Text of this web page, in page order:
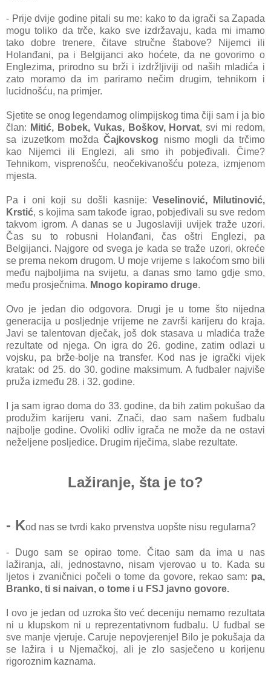
- Prije dvije godine pitali su me: kako to da igrači sa Zapada
mogu toliko da trče, kako sve izdržavaju, kada mi imamo
tako dobre trenere, čitave stručne štabove? Nijemci ili
Holanđani, pa i Belgijanci ako hoćete, da ne govorimo o
Englezima, prirodno su brži i izdržljiviji od naših mladića i
zato moramo da im pariramo nečim drugim, tehnikom i
lucidnošću, na primjer.
Sjetite se onog legendarnog olimpijskog tima čiji sam i ja bio
član: Mitić, Bobek, Vukas, Boškov, Horvat, svi mi redom,
sa izuzetkom moždaČajkovskog nismo mogli da trčimo
kao Nijemci ili Englezi, ali smo ih pobjeđivali. Čime?
Tehnikom, visprenošću, neočekivanošću poteza, izmjenom
mjesta.
Pa i oni koji su došli kasnije: Veselinović, Milutinović,
Krstić, s kojima sam takođe igrao, pobjeđivali su sve redom
takvom igrom. A danas se u Jugoslaviji uvijek traže uzori.
Čas su to robusni Holanđani, čas oštri Englezi, pa
Belgijanci. Najgore od svega je kada se traže uzori, okreće
se prema nekom drugom. U moje vrijeme s lakoćom smo bili
među najboljima na svijetu, a danas smo tamo gdje smo,
među prosječnima. Mnogo kopiramo druge.
Ovo je jedan dio odgovora. Drugi je u tome što nijedna
generacija u posljednje vrijeme ne završi karijeru do kraja.
Javi se talentovan dječak, još dok stasava u mladića traže
rezultate od njega. On igra do 26. godine, zatim odlazi u
vojsku, pa brže-bolje na transfer. Kod nas je igrački vijek
kratak: od 25. do 30. godine maksimum. A fudbaler najviše
pruža između 28. i 32. godine.
I ja sam igrao doma do 33. godine, da bih zatim pokušao da
produžim karijeru vani. Znači, dao sam našem fudbalu
najbolje godine. Ovoliki odliv igrača ne može da ne ostavi
neželjene posljedice. Drugim riječima, slabe rezultate.
Lažiranje, šta je to?
- Kod nas se tvrdi kako prvenstva uopšte nisu regularna?
- Dugo sam se opirao tome. Čitao sam da ima u nas
lažiranja, ali, jednostavno, nisam vjerovao u to. Kada su
ljetos i zvaničnici počeli o tome da govore, rekao sam: pa,
Branko, ti si naivan, o tome i u FSJ javno govore.
I ovo je jedan od uzroka što već deceniju nemamo rezultata
ni u klupskom ni u reprezentativnom fudbalu. U fudbal se
sve manje vjeruje. Caruje nepovjerenje! Bilo je pokušaja da
se lažira i u Njemačkoj, ali je zlo sasječeno u korijenu
rigoroznim kaznama.